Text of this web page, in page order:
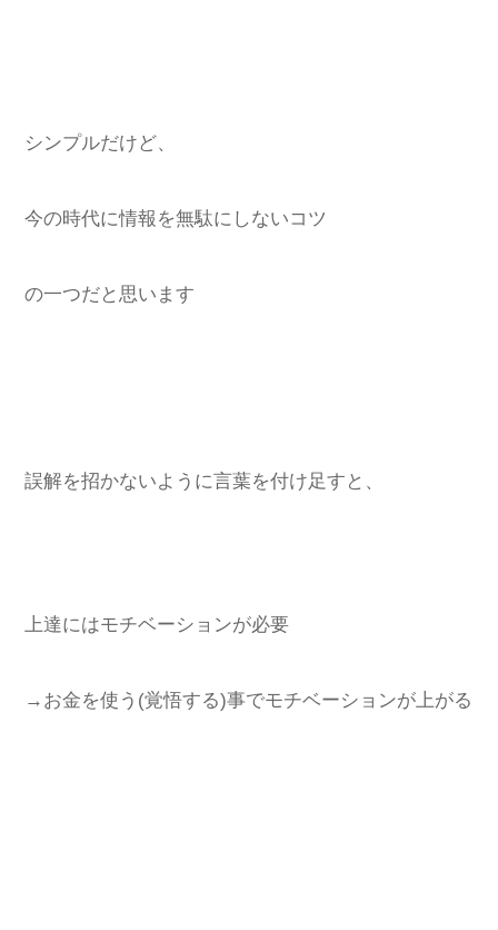
シンプルだけど、
今の時代に情報を無駄にしないコツ
の一つだと思います
誤解を招かないように言葉を付け足すと、
上達にはモチベーションが必要
→お金を使う(覚悟する)事でモチベーションが上がる